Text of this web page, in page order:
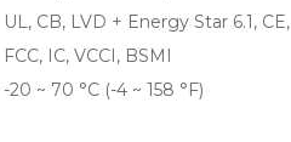
UL, CB, LVD + Energy Star 6.1, CE,
FCC, IC, VCCI, BSMI
-20 ~ 70 °C (-4 ~ 158 °F)